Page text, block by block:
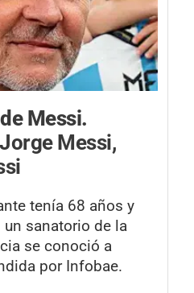
Messi.
Messi,
tenía 68 años y
un sanatorio de la
se conoció a
por Infobae.